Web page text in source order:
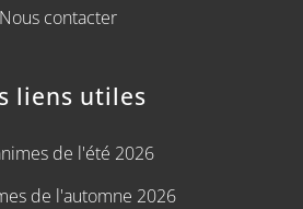
Nous contacter
liens utiles
de l'été 2026
de l'automne 2026